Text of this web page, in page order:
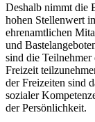
Deshalb nimmt die
hohen Stellenwert
ehrenamtlichen
und
sind die
Freizeit
der Freizeiten sind
sozialer
der Persönlichkeit.